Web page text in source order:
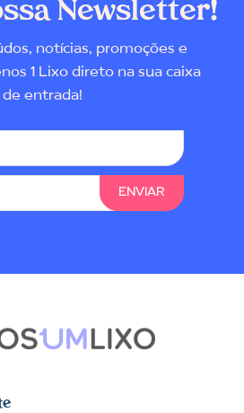
Newsletter!
notícias, promoções e
1 Lixo direto na sua caixa
de entrada!